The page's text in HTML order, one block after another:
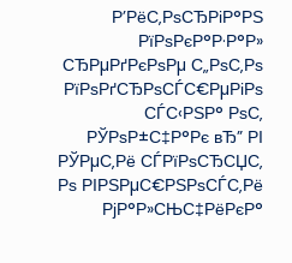
Р’РёС‚РѕСЂРіР°РЅ
РїРѕРєР°Р·Р°Р»
СЂРµРґРєРѕРµ С„РѕС‚Рѕ
РїРѕРґСЂРѕСЃС€РµРіРѕ
СЃС‹РЅР° РѕС‚
РЎРѕР±С‡Р°Рє вЂ” РІ
РЎРµС‚Рё СЃРїРѕСЂСЏС‚
Рѕ РІРЅРµС€РЅРѕСЃС‚Рё
РјР°Р»СЊС‡РёРєР°